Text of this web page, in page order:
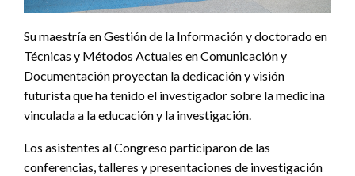
Su maestría en Gestión de la Información y doctorado en
Técnicas y Métodos Actuales en Comunicación y
Documentación proyectan la dedicación y visión
futurista que ha tenido el investigador sobre la medicina
vinculada a la educación y la investigación.
Los asistentes al Congreso participaron de las
conferencias, talleres y presentaciones de investigación